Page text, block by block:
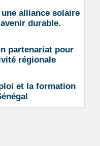
alliance solaire
durable.
partenariat pour
régionale
et la formation